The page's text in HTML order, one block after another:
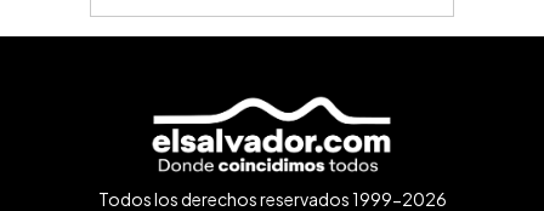
Todos los derechos reservados 1999-2026